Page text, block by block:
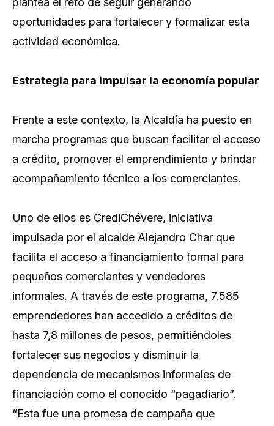
oportunidades para fortalecer y formalizar esta
actividad económica.
Estrategia para impulsar la economía popular
Frente a este contexto, la Alcaldía ha puesto en
marcha programas que buscan facilitar el acceso
a crédito, promover el emprendimiento y brindar
acompañamiento técnico a los comerciantes.
Uno de ellos es CrediChévere, iniciativa
impulsada por el alcalde Alejandro Char que
facilita el acceso a financiamiento formal para
pequeños comerciantes y vendedores
informales. A través de este programa, 7.585
emprendedores han accedido a créditos de
hasta 7,8 millones de pesos, permitiéndoles
fortalecer sus negocios y disminuir la
dependencia de mecanismos informales de
financiación como el conocido “pagadiario”.
“Esta fue una promesa de campaña que